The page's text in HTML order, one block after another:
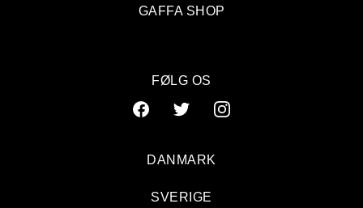
GAFFA SHOP
FØLG OS
DANMARK
SVERIGE